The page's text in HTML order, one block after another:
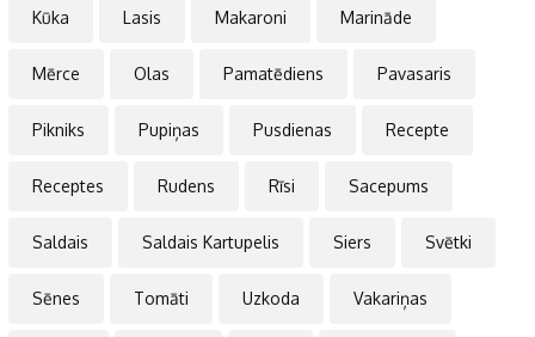
Kūka Lasis Makaroni Marināde
Mērce Olas Pamatēdiens Pavasaris
Pikniks Pupiņas Pusdienas Recepte
Receptes Rudens Rīsi Sacepums
Saldais Saldais Kartupelis Siers Svētki
Sēnes Tomāti Uzkoda Vakariņas